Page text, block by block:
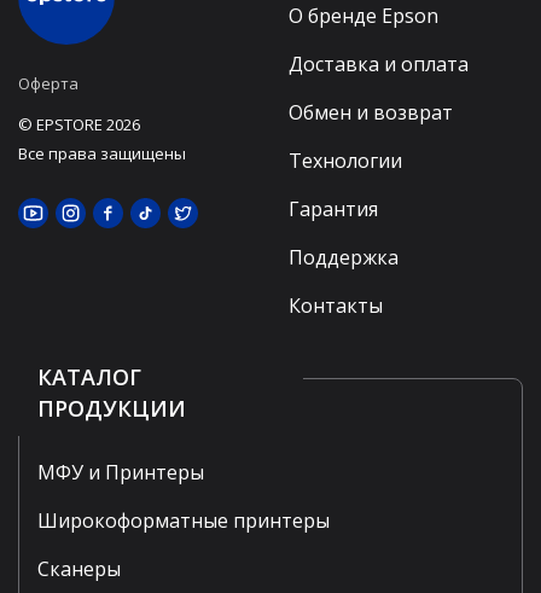
Оферта
© EPSTORE 2026
Все права защищены
О бренде Epson
Доставка и оплата
Обмен и возврат
Технологии
Гарантия
Поддержка
Контакты
КАТАЛОГ
ПРОДУКЦИИ
МФУ и Принтеры
Широкоформатные принтеры
Сканеры